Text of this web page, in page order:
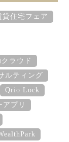
貸住宅フェア
ラウド
ルティング
Qrio Lock
アプリ